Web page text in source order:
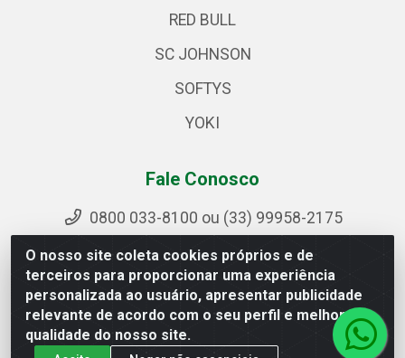
O nosso site coleta cookies próprios e de
terceiros para proporcionar uma experiência
personalizada ao usuário, apresentar publicidade
relevante de acordo com o seu perfil e melhorar a
qualidade do nosso site.
RED BULL
SC JOHNSON
SOFTYS
YOKI
Fale Conosco
0800 033-8100 ou (33) 99958-2175
sac@ipirangamg.com.br
Acompanhe nossas publicações
Ipiranga Distribuição LTDA - Avenida Doutor Jorge Hannas,